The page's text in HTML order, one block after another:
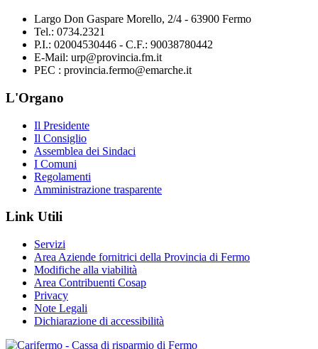
Largo Don Gaspare Morello, 2/4 - 63900 Fermo
Tel.: 0734.2321
P.I.: 02004530446 - C.F.: 90038780442
E-Mail: urp@provincia.fm.it
PEC : provincia.fermo@emarche.it
L'Organo
Il Presidente
Il Consiglio
Assemblea dei Sindaci
I Comuni
Regolamenti
Amministrazione trasparente
Link Utili
Servizi
Area Aziende fornitrici della Provincia di Fermo
Modifiche alla viabilità
Area Contribuenti Cosap
Privacy
Note Legali
Dichiarazione di accessibilità